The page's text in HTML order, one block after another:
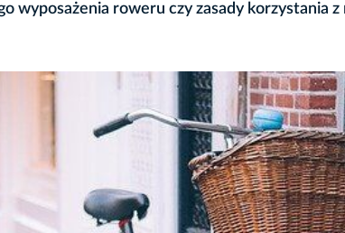
wyposażenia roweru czy zasady korzystania